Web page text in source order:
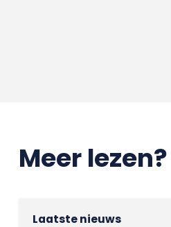
Meer lezen?
Laatste nieuws